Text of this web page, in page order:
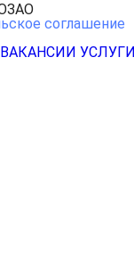
соглашение
ВАКАНСИИ УСЛУГИ